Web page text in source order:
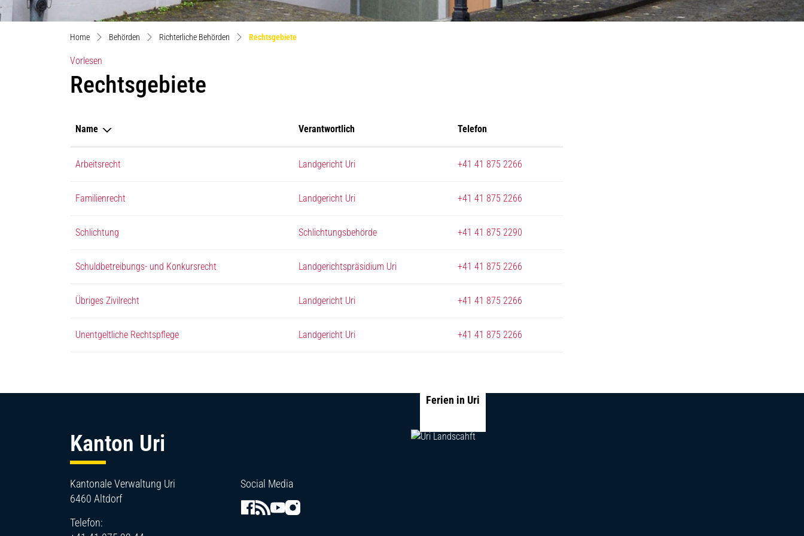
Home Behörden Richterliche Behörden Rechtsgebiete(ausgewählt)
Vorlesen
Rechtsgebiete
Name Verantwortlich Telefon
Arbeitsrecht Landgericht Uri +41 41 875 2266
Familienrecht Landgericht Uri +41 41 875 2266
Schlichtung Schlichtungsbehörde +41 41 875 2290
Schuldbetreibungs- und Konkursrecht Landgerichtspräsidium Uri +41 41 875 2266
Übriges Zivilrecht Landgericht Uri +41 41 875 2266
Unentgeltliche Rechtspflege Landgericht Uri +41 41 875 2266
Kanton Uri
Kantonale Verwaltung Uri
6460 Altdorf
Telefon:
Social Media
Ferien in Uri